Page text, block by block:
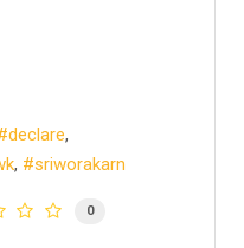
declare
sriworakarn
0